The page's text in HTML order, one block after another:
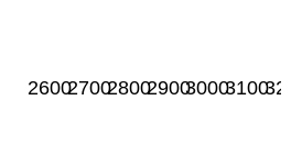
260027002800290030003100